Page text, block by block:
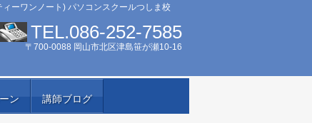
ーワンノート) パソコンスクールつしま校
TEL.086-252-7585
〒700-0088 岡山市北区津島笹が瀬10-16
ン 講師ブログ